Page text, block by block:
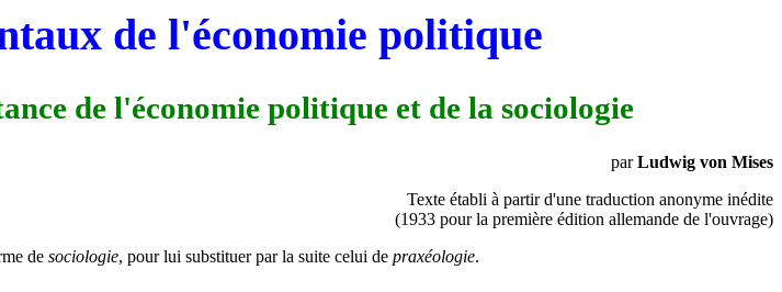
de l'économie politique
de l'économie politique et de la sociologie
parLudwig von Mises
Texte établi à partir d'une traduction anonyme inédite
(1933 pour la première édition allemande de l'ouvrage)
de sociologie, pour lui substituer par la suite celui de praxéologie.